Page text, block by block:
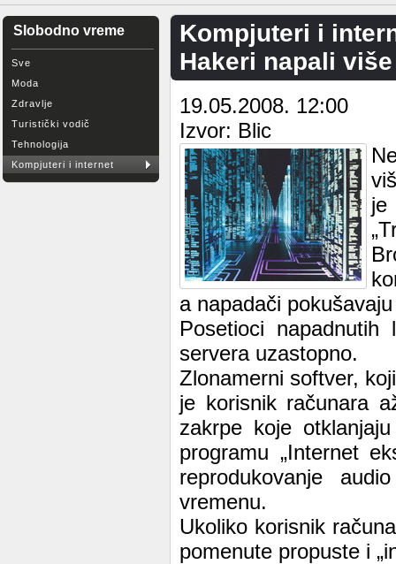
Slobodno vreme
Sve
Moda
Zdravlje
Turistički vodič
Tehnologija
Kompjuteri i internet
Kompjuteri i
Hakeri napali
19.05.2008. 12:00
Izvor: Blic
a napadači
Posetioci
servera uzastopno.
Zlonamerni softver,
je korisnik računara
zakrpe koje
programu „Internet
reprodukovanje
vremenu.
Ukoliko korisnik
pomenute propuste i